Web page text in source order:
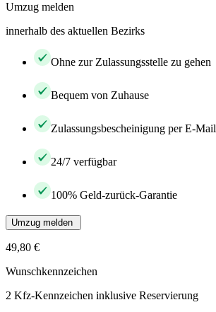
Umzug melden
innerhalb des aktuellen Bezirks
Ohne zur Zulassungsstelle zu gehen
Bequem von Zuhause
Zulassungsbescheinigung per E-Mail
24/7 verfügbar
100% Geld-zurück-Garantie
Umzug melden
49,80 €
Wunschkennzeichen
2 Kfz-Kennzeichen inklusive Reservierung